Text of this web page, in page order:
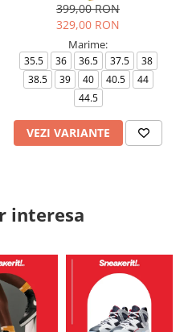
399,00 RON
329,00 RON
Marime:
35.5 36 36.5 37.5
38
38.5
39 40 40.5
44
44.5
VEZI VARIANTE
interesa